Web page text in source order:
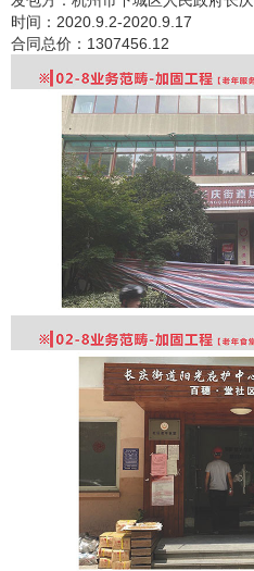
时间： 2020.9.2-2020.9.17
合同总价： 1307456.12